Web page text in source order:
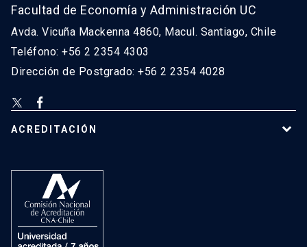
Facultad de Economía y Administración UC
Avda. Vicuña Mackenna 4860, Macul. Santiago, Chile
Teléfono: +56 2 2354 4303
Dirección de Postgrado: +56 2 2354 4028
ACREDITACIÓN